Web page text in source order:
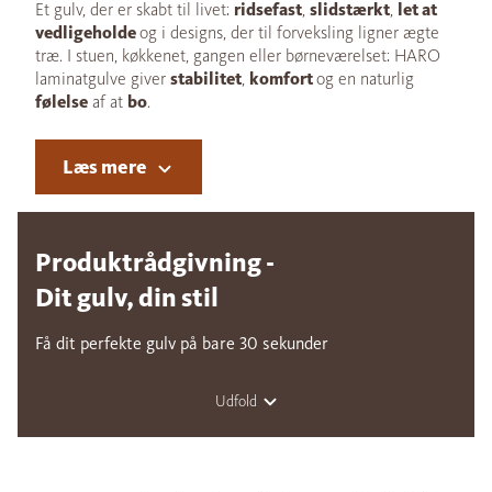
Et gulv, der er skabt til livet: ridsefast, slidstærkt, let at
vedligeholdeog i designs, der til forveksling ligner ægte
træ. I stuen, køkkenet, gangen eller børneværelset: HARO
laminatgulve giver stabilitet, komfortog en naturlig
følelse af at bo.
Læs mere
Produktrådgivning -
Dit gulv, din stil
Få dit perfekte gulv på bare 30 sekunder
Udfold